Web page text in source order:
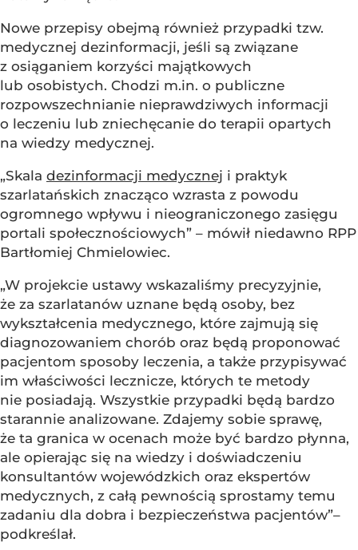
Nowe przepisy obejmą również przypadki tzw.
medycznej dezinformacji, jeśli są związane
z osiąganiem korzyści majątkowych
lub osobistych. Chodzi m.in. o publiczne
rozpowszechnianie nieprawdziwych informacji
o leczeniu lub zniechęcanie do terapii opartych
na wiedzy medycznej.
„Skala dezinformacji medycznej i praktyk
szarlatańskich znacząco wzrasta z powodu
ogromnego wpływu i nieograniczonego zasięgu
portali społecznościowych” – mówił niedawno RPP
Bartłomiej Chmielowiec.
„W projekcie ustawy wskazaliśmy precyzyjnie,
że za szarlatanów uznane będą osoby, bez
wykształcenia medycznego, które zajmują się
diagnozowaniem chorób oraz będą proponować
pacjentom sposoby leczenia, a także przypisywać
im właściwości lecznicze, których te metody
nie posiadają. Wszystkie przypadki będą bardzo
starannie analizowane. Zdajemy sobie sprawę,
że ta granica w ocenach może być bardzo płynna,
ale opierając się na wiedzy i doświadczeniu
konsultantów wojewódzkich oraz ekspertów
medycznych, z całą pewnością sprostamy temu
zadaniu dla dobra i bezpieczeństwa pacjentów”–
podkreślał.